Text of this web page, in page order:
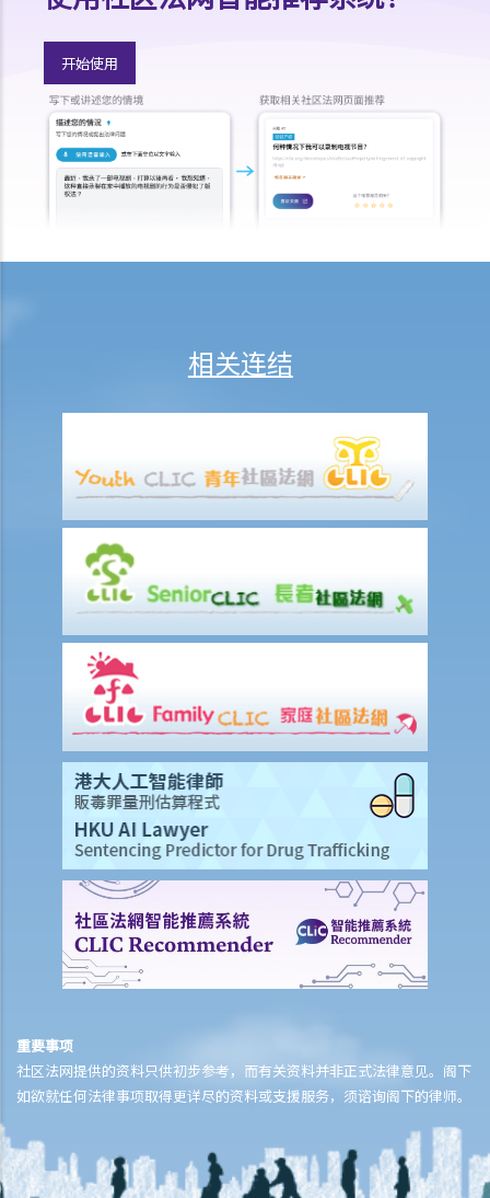
A. 已婚人士免税额
B. 供养父母及供养祖父母或外祖父母免税额
H. 重婚
1. 如果我在国外和同性结婚，然后又在香港嫁给别人，算不算重婚？
2. 在离婚呈请中，其中一方已被法庭命令为另一方支付附属济助。如果
否可以(a)根据新证据撤销判决，(b)请求法庭宣告婚姻因重婚而无效，以
A. 香港不接纳「事实婚姻」
E. 同居关系双方分手
2. 我的伴侣是香港居民，而我不是香港居民。我们一起生活了一年，但
未婚。我们的孩子也能获得香港永久居留权吗？
3. 如果我在与伴侣同居时对其居所或所在小区造成损毁，我是否需要承
J. 变性人的婚姻
1. 我在香港合法结婚。如果后来我的配偶变性，我的婚姻还有效吗？
K. 同性婚姻／公民伙伴关系
1. 于海外结婚的同性伴侣在香港享有的权益及福利
2. 同性伴侣需要回到他们结婚的国家才能离婚吗？他们是否需要向香港
政府更新婚姻状况为离婚？
L. 假结婚
1. 假结婚可以被起诉那些刑事罪行以及刑罚是甚么？
2. 如何证明一段婚姻是假结婚？
3. 如果我涉及假结婚，这是否自动意味着婚姻为无效？
1. 在香港结婚有年龄限制吗？
2. 我的妻子是澳洲人。我想她来香港与我同住。我要怎样做？
3. 我几年前在内地结婚，但后来丈夫离开了我，不知所踪。我现在想在
香港再结婚了，我有可能干犯重婚罪吗？
4. 我怀疑妻子红杏出墙，我可否藉此理由离婚？
开始使用
相关连结
重要事项
社区法网提供的资料只供初步参考，而有关资料并非正式法律意见。阁下
如欲就任何法律事项取得更详尽的资料或支援服务，须谘询阁下的律师。